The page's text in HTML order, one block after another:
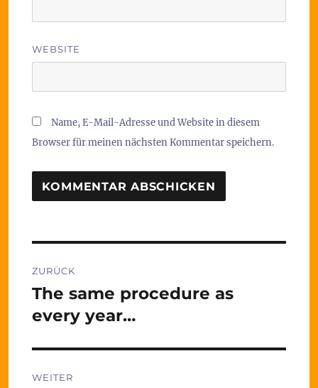
WEBSITE
Name, E-Mail-Adresse und Website in diesem
Browser für meinen nächsten Kommentar speichern.
ZURÜCK
Vorheriger
Beitrag:
The same procedure as
every year…
WEITER